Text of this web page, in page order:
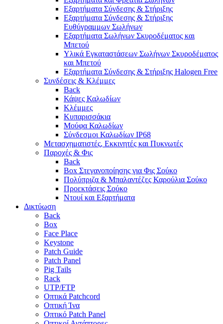
Εξαρτήματα Σύνδεσης & Στήριξης
Εξαρτήματα Σύνδεσης & Στήριξης
Ευθύγραμμων Σωλήνων
Εξαρτήματα Σωλήνων Σκυροδέματος και
Μπετού
Υλικά Εγκαταστάσεων Σωλήνων Σκυροδέματος
και Μπετού
Εξαρτήματα Σύνδεσης & Στήριξης Halogen Free
Συνδέσεις & Κλέμμες
Back
Κάψες Καλωδίων
Κλέμμες
Κυπαρισσάκια
Μούφα Καλωδίων
Σύνδεσμοι Καλωδίων IP68
Μετασχηματιστές, Εκκινητές και Πυκνωτές
Παροχές & Φις
Back
Box Στεγανοποίησης για Φις Σούκο
Πολύπριζα & Μπαλαντέζες Καρούλια Σούκο
Προεκτάσεις Σούκο
Ντουί και Εξαρτήματα
Δικτύωση
Back
Box
Face Place
Keystone
Patch Guide
Patch Panel
Pig Tails
Rack
UTP/FTP
Οπτικά Patchcord
Οπτική Ίνα
Οπτικό Patch Panel